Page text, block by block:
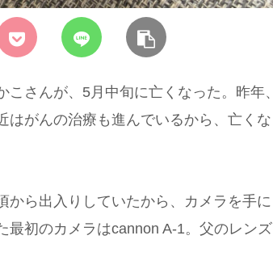
さんが、5月中旬に亡くなった。昨年、
はがんの治療も進んでいるから、亡くな
ら出入りしていたから、カメラを手に
最初のカメラはcannon A-1。父のレンズ